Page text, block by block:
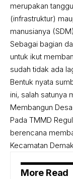
merupakan
(infrastruktur)
manusianya
Sebagai bagian
untuk ikut
sudah tidak ada
Bentuk nyata
ini, salah satunya
Membangun
Pada TMMD
berencana
Kecamatan
More Read